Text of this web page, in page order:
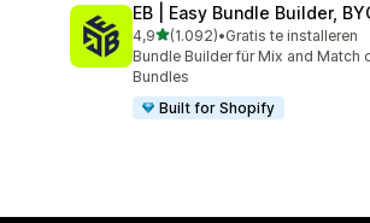
EB | Easy Bundle Builder,
4,9van 5 sterren
(1.092)
1092 recensies in totaal
•Gratis te installeren
Bundle Builder für Mix and
Bundles
Built for Shopify